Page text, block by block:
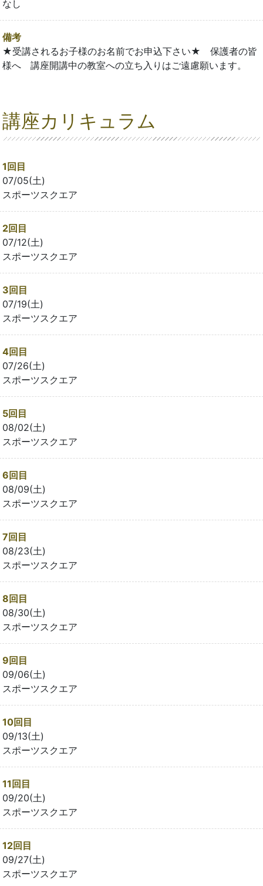
なし
備考
★受講されるお子様のお名前でお申込下さい★ 保護者の皆
様へ 講座開講中の教室への立ち入りはご遠慮願います。
講座カリキュラム
1回目
07/05(土)
スポーツスクエア
2回目
07/12(土)
スポーツスクエア
3回目
07/19(土)
スポーツスクエア
4回目
07/26(土)
スポーツスクエア
5回目
08/02(土)
スポーツスクエア
6回目
08/09(土)
スポーツスクエア
7回目
08/23(土)
スポーツスクエア
8回目
08/30(土)
スポーツスクエア
9回目
09/06(土)
スポーツスクエア
10回目
09/13(土)
スポーツスクエア
11回目
09/20(土)
スポーツスクエア
12回目
09/27(土)
スポーツスクエア